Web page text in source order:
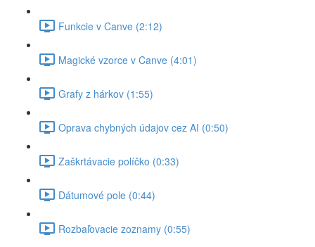
Funkcie v Canve (2:12)
Magické vzorce v Canve (4:01)
Grafy z hárkov (1:55)
Oprava chybných údajov cez AI (0:50)
Zaškrtávacie políčko (0:33)
Dátumové pole (0:44)
Rozbaľovacie zoznamy (0:55)